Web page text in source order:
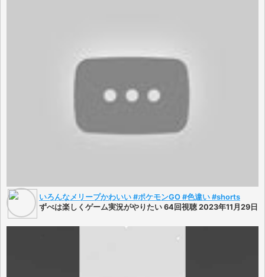
いろんなメリープかわいい #ポケモンGO #色違い #shorts
ずべは楽しくゲーム実況がやりたい 64回視聴 2023年11月29日